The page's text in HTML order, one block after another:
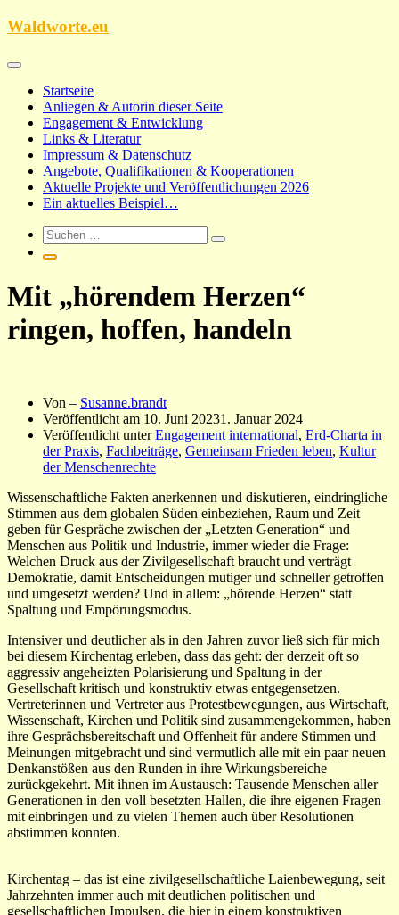
Zum
Waldworte.eu
Startseite
Anliegen & Autorin dieser Seite
Engagement & Entwicklung
Links & Literatur
Impressum & Datenschutz
Angebote, Qualifikationen & Kooperationen
Aktuelle Projekte und Veröffentlichungen 2026
Ein aktuelles Beispiel…
Mit „hörendem Herzen“
ringen, hoffen, handeln
Von – Susanne.brandt
Veröffentlicht am 10. Juni 20231. Januar 2024
Veröffentlicht unterEngagement international, Erd-Charta in
der Praxis, Fachbeiträge, Gemeinsam Frieden leben, Kultur
der Menschenrechte
Wissenschaftliche Fakten anerkennen und diskutieren, eindringliche
Stimmen aus dem globalen Süden einbeziehen, Raum und Zeit
geben für Gespräche zwischen der „Letzten Generation“ und
Menschen aus Politik und Industrie, immer wieder die Frage:
Welchen Druck aus der Zivilgesellschaft braucht und verträgt
Demokratie, damit Entscheidungen mutiger und schneller getroffen
und umgesetzt werden? Und in allem: „hörende Herzen“ statt
Spaltung und Empörungsmodus.
Intensiver und deutlicher als in den Jahren zuvor ließ sich für mich
bei diesem Kirchentag erleben, dass das geht: der derzeit oft so
aggressiv angeheizten Polarisierung und Spaltung in der
Gesellschaft kritisch und konstruktiv etwas entgegensetzen.
Vertreterinnen und Vertreter aus Protestbewegungen, aus Wirtschaft,
Wissenschaft, Kirchen und Politik sind zusammengekommen, haben
ihre Gesprächsbereitschaft und Offenheit für andere Stimmen und
Meinungen mitgebracht und sind vermutlich alle mit ein paar neuen
Denkanstößen aus den Runden in ihre Wirkungsbereiche
zurückgekehrt. Mit ihnen im Austausch: Tausende Menschen aller
Generationen in den voll besetzten Hallen, die ihre eigenen Fragen
mit einbringen und zu vielen Themen auch über Resolutionen
abstimmen konnten.
Kirchentag – das ist eine zivilgesellschaftliche Laienbewegung, seit
Jahrzehnten immer auch mit deutlichen politischen und
gesellschaftlichen Impulsen, die hier in einem konstruktiven